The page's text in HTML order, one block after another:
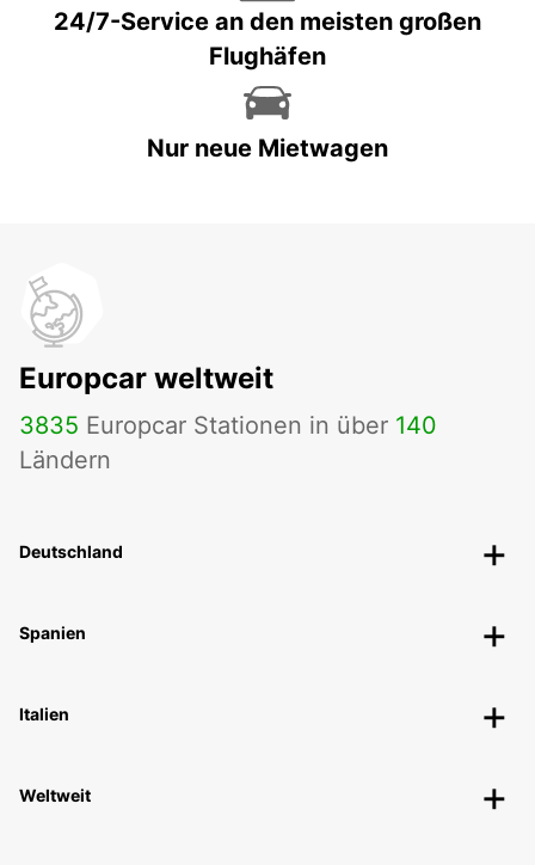
24/7-Service an den meisten großen
Flughäfen
Nur neue Mietwagen
Europcar weltweit
3835 Europcar Stationen in über 140
Ländern
Deutschland
Spanien
Italien
Weltweit